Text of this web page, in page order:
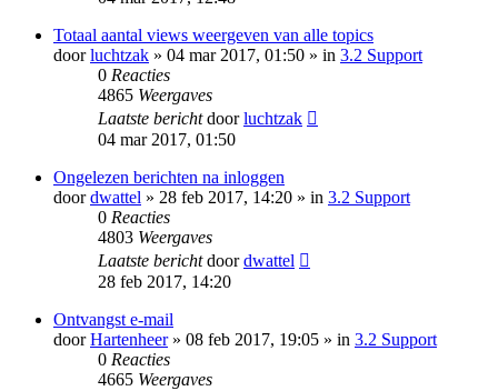
Totaal aantal views weergeven van alle topics
doorluchtzak » 04 mar 2017, 01:50 » in 3.2 Support
0 Reacties
4865 Weergaves
Laatste berichtdoorluchtzak
04 mar 2017, 01:50
Ongelezen berichten na inloggen
doordwattel » 28 feb 2017, 14:20 » in 3.2 Support
0 Reacties
4803 Weergaves
Laatste berichtdoordwattel
28 feb 2017, 14:20
Ontvangst e-mail
doorHartenheer» 08 feb 2017, 19:05 » in 3.2 Support
0 Reacties
4665 Weergaves